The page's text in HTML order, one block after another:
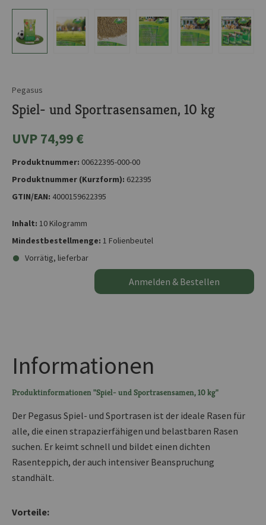
Pegasus
Spiel- und Sportrasensamen, 10 kg
UVP 74,99 €
Produktnummer: 00622395-000-00
Produktnummer (Kurzform): 622395
GTIN/EAN: 4000159622395
Inhalt: 10 Kilogramm
Mindestbestellmenge: 1 Folienbeutel
Vorrätig, lieferbar
Anmelden & Bestellen
Informationen
Produktinformationen "Spiel- und Sportrasensamen, 10 kg"
Der Pegasus Spiel- und Sportrasen ist der ideale Rasen für
alle, die einen strapazierfähigen und belastbaren Rasen
suchen. Er keimt schnell und bildet einen dichten
Rasenteppich, der auch intensiver Beanspruchung
standhält.
Vorteile: